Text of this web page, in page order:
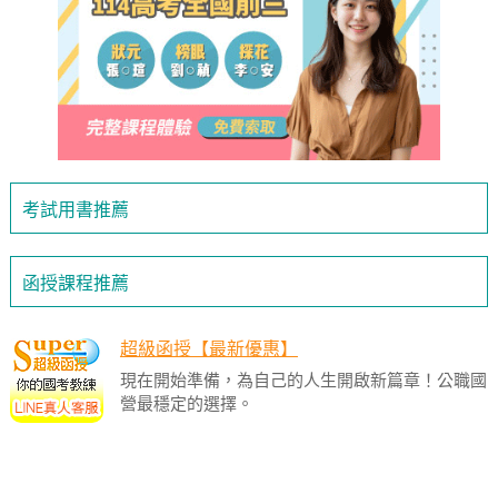
考試用書推薦
函授課程推薦
超級函授【最新優惠】
現在開始準備，為自己的人生開啟新篇章！公職國
營最穩定的選擇。